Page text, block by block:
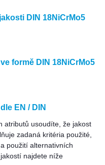
DIN 18NiCrMo5
formě DIN 18NiCrMo5
EN / DIN
atributů usoudíte, že jakost
zadaná kritéria použité,
použití alternativních
najdete níže